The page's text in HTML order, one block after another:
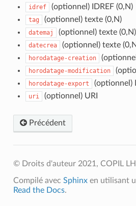
idref (optionnel) IDREF (0,N)
tag (optionnel) texte (0,N)
datemaj (optionnel) texte (0,N)
datecrea (optionnel) texte
horodatage-creation
horodatage-modification
horodatage-export (optionnel)
uri (optionnel) URI
Précédent
© Droits d'auteur 2021, COPIL
Compilé avec Sphinxen utilisant
Read the Docs.